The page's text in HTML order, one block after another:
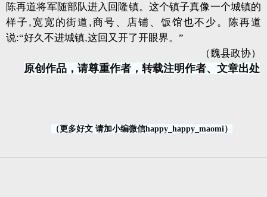
陈再道将军随部队进入回隆镇。这个镇子真像一个城镇的
样子 , 宽宽的街道 ,商号、店铺、饭馆也不少。陈再道
说:“好久不进城镇,这回又开了开眼界。”
（魏县政协）
原创作品，请尊重作者，转载注明作者、文章出处
（更多好文 请加小编微信happy_happy_maomi）